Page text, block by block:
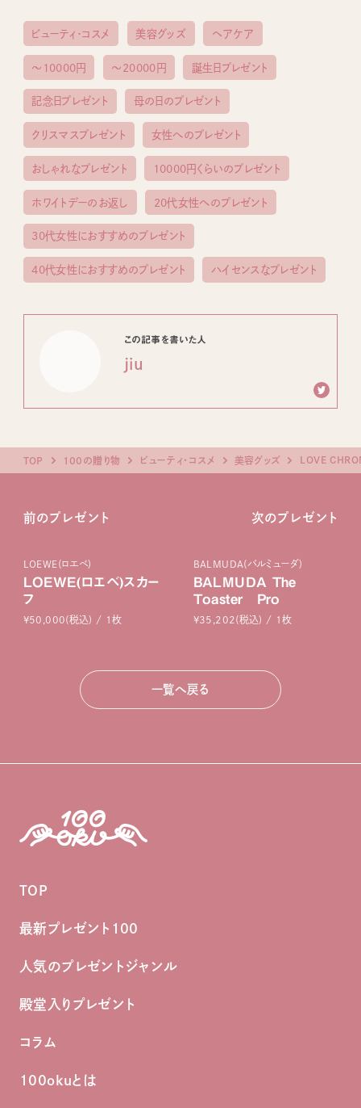
ビューティ・コスメ 美容グッズ ヘアケア
〜10000円 〜20000円 誕生日プレゼント
記念日プレゼント 母の日のプレゼント
クリスマスプレゼント 女性へのプレゼント
おしゃれなプレゼント 10000円くらいのプレゼント
ホワイトデーのお返し 20代女性へのプレゼント
30代女性におすすめのプレゼント
40代女性におすすめのプレゼント ハイセンスなプレゼント
この記事を書いた人
jiu
TOP 100の贈り物 ビューティ・コスメ 美容グッズ LOVE
前のプレゼント
LOEWE(ロエベ)
LOEWE(ロエベ)スカー
フ
¥50,000(税込) / 1枚
次のプレゼント
BALMUDA(バルミューダ)
BALMUDA The
Toaster Pro
¥35,202(税込) / 1枚
一覧へ戻る
TOP
最新プレゼント100
人気のプレゼントジャンル
殿堂入りプレゼント
コラム
100okuとは